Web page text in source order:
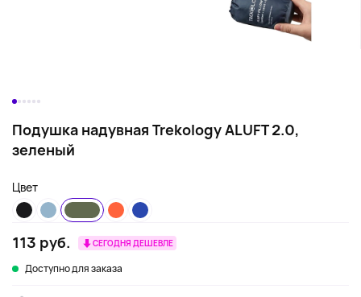
Подушка надувная Trekology ALUFT 2.0,
зеленый
Цвет
113 руб. СЕГОДНЯ ДЕШЕВЛЕ
Доступно для заказа